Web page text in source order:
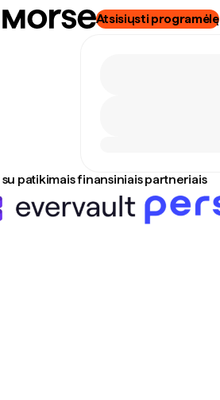
Atsisiųsti programėlę
patikimais finansiniais partneriais